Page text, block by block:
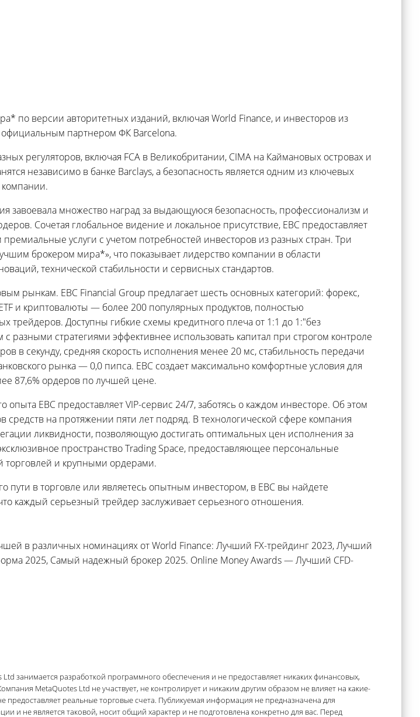
по версии авторитетных изданий, включая World Finance, и инвесторов из
официальным партнером ФК Barcelona.
регуляторов, включая FCA в Великобритании, CIMA на Каймановых островах и
независимо в банке Barclays, а безопасность является одним из ключевых
завоевала множество наград за выдающуюся безопасность, профессионализм и
Сочетая глобальное видение и локальное присутствие, EBC предоставляет
услуги с учетом потребностей инвесторов из разных стран. Три
брокером мира*», что показывает лидерство компании в области
технической стабильности и сервисных стандартов.
рынкам. EBC Financial Group предлагает шесть основных категорий: форекс,
и криптовалюты — более 200 популярных продуктов, полностью
трейдеров. Доступны гибкие схемы кредитного плеча от 1:1 до 1:"без
разными стратегиями эффективнее использовать капитал при строгом контроле
в секунду, средняя скорость исполнения менее 20 мс, стабильность передачи
рынка — 0,0 пипса. EBC создает максимально комфортные условия для
87,6% ордеров по лучшей цене.
EBC предоставляет VIP-сервис 24/7, заботясь о каждом инвесторе. Об этом
средств на протяжении пяти лет подряд. В технологической сфере компания
ликвидности, позволяющую достигать оптимальных цен исполнения за
пространство Trading Space, предоставляющее персональные
торговлей и крупными ордерами.
пути в торговле или являетесь опытным инвестором, в EBC вы найдете
каждый серьезный трейдер заслуживает серьезного отношения.
в различных номинациях от World Finance: Лучший FX-трейдинг 2023, Лучший
2025, Самый надежный брокер 2025. Online Money Awards — Лучший CFD-
занимается разработкой программного обеспечения и не предоставляет никаких финансовых,
MetaQuotes Ltd не участвует, не контролирует и никаким другим образом не влияет на какие-
предоставляет реальные торговые счета. Публикуемая информация не предназначена для
и не является таковой, носит общий характер и не подготовлена конкретно для вас. Перед